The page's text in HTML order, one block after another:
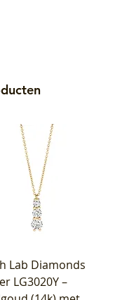
Lab Diamonds
LG3020Y –